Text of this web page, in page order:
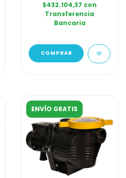
$432.104,37 con
Transferencia
Bancaria
ENVÍO GRATIS